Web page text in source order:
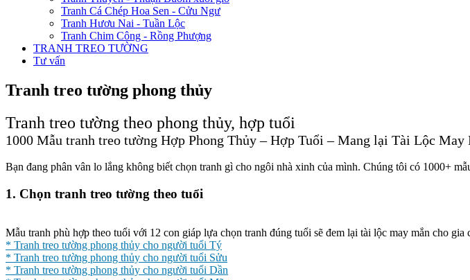
Tranh Cá Chép Hoa Sen - Cửu Ngư
Tranh Hươu Nai - Tuần Lộc
Tranh Chim Công - Rồng Phượng
TRANH TREO TƯỜNG
Tư vấn
Tranh treo tường phong thủy
Tranh treo tường theo phong thủy, hợp tuổi
1000 Mẫu tranh treo tường Hợp Phong Thủy – Hợp Tuổi – Mang lại Tài Lộc May
Bạn đang phân vân lo lắng không biết chọn tranh gì cho ngôi nhà xinh của mình. Chúng tôi có 1000+
1. Chọn tranh treo tường theo tuổi
Mẫu tranh phù hợp theo tuổi với 12 con giáp lựa chọn tranh đúng tuổi sẽ đem lại tài lộc may mắn cho gia
* Tranh treo tường phong thủy cho người tuổi Tý
* Tranh treo tường phong thủy cho người tuổi Sửu
* Tranh treo tường phong thủy cho người tuổi Dần